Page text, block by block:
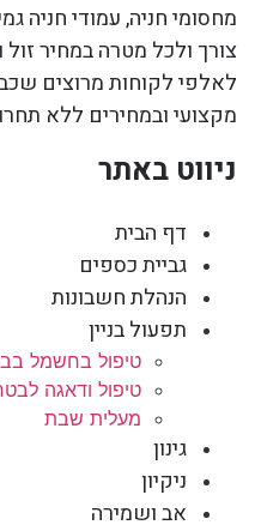
מחסומי חניה, עמודי חניה
צורך ולכל מטרה במחיר
לאלפי לקוחות מרוצים
מקצועי ובמחירים ללא
ניווט באתר
דף הבית
גביית כספים
הנהלת חשבונות
תפעול בניין
טיפול בחשמל
טיפול ודאגה
מעלית שבת
גינון
ניקיון
אב ושמירה